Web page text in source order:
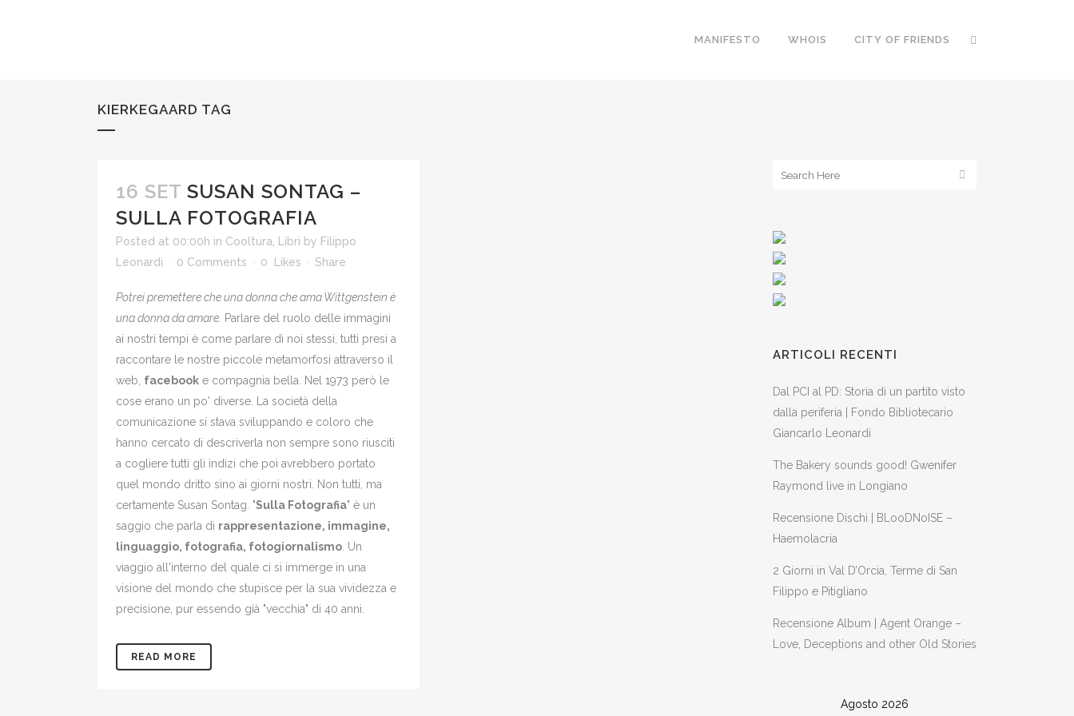
MANIFESTO WHOIS CITY OF FRIENDS
KIERKEGAARD TAG
16 SET SUSAN SONTAG –
SULLA FOTOGRAFIA
Posted at 00:00h in Cooltura Libri by Filippo
Leonardi
0 Comments 0 Likes Share
Potrei premettere che una donna che ama Wittgenstein è
una donna da amare. Parlare del ruolo delle immagini
ai nostri tempi è come parlare di noi stessi, tutti presi a
raccontare le nostre piccole metamorfosi attraverso il
web, facebook e compagnia bella. Nel 1973 però le
cose erano un po' diverse. La società della
comunicazione si stava sviluppando e coloro che
hanno cercato di descriverla non sempre sono riusciti
a cogliere tutti gli indizi che poi avrebbero portato
quel mondo dritto sino ai giorni nostri. Non tutti, ma
certamente Susan Sontag. "Sulla Fotografia" è un
saggio che parla di rappresentazione, immagine,
linguaggio, fotografia, fotogiornalismo . Un
viaggio all'interno del quale ci si immerge in una
visione del mondo che stupisce per la sua vividezza e
precisione, pur essendo già "vecchia" di 40 anni.
READ MORE
ARTICOLI RECENTI
Dal PCI al PD: Storia di un partito visto
dalla periferia | Fondo Bibliotecario
Giancarlo Leonardi
The Bakery sounds good! Gwenifer
Raymond live in Longiano
Recensione Dischi | BLooDNoISE –
Haemolacria
2 Giorni in Val D’Orcia, Terme di San
Filippo e Pitigliano
Recensione Album | Agent Orange –
Love, Deceptions and other Old Stories
Agosto 2026